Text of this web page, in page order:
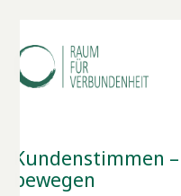
Kundenstimmen
bewegen